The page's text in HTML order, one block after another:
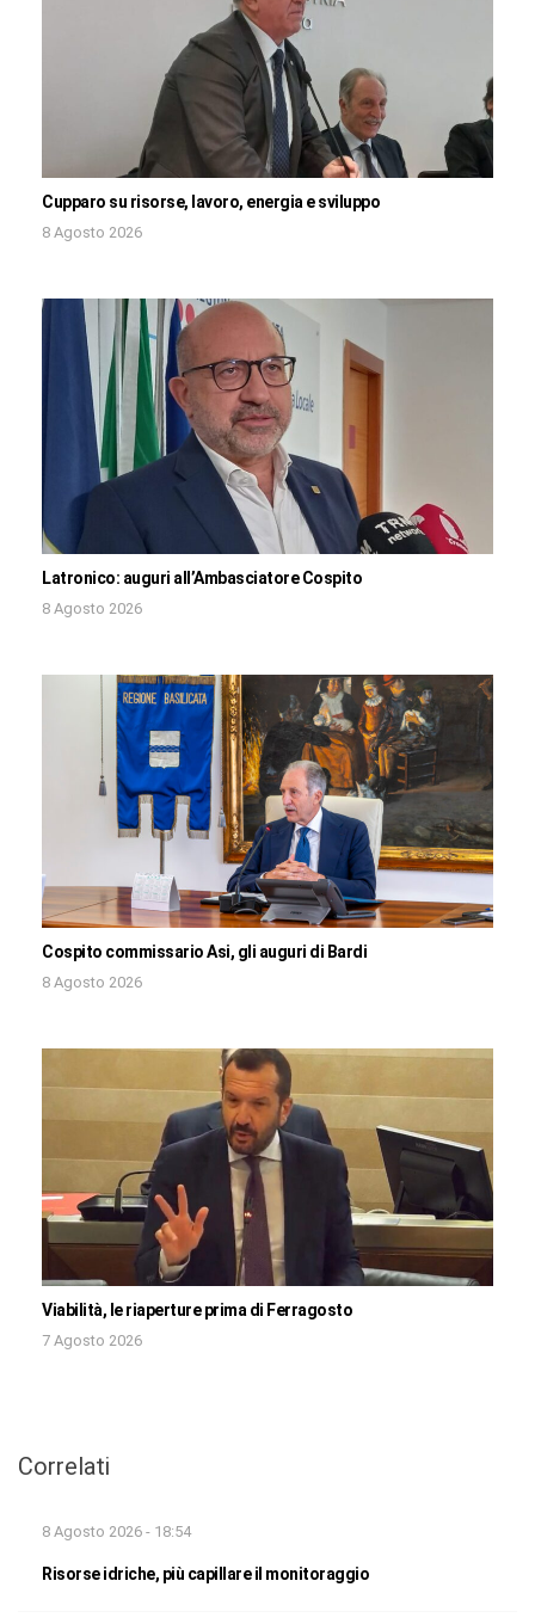
Cupparo su risorse, lavoro, energia e sviluppo
8 Agosto 2026
Latronico: auguri all’Ambasciatore Cospito
8 Agosto 2026
Cospito commissario Asi, gli auguri di Bardi
8 Agosto 2026
Viabilità, le riaperture prima di Ferragosto
7 Agosto 2026
Correlati
8 Agosto 2026 - 18:54
Risorse idriche, più capillare il monitoraggio